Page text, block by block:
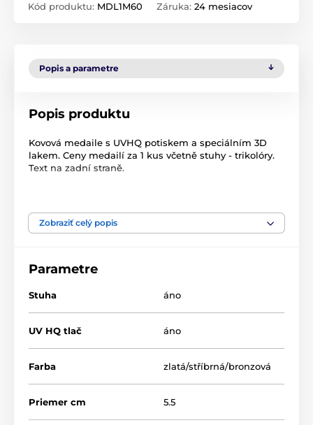
Kód produktu: MDL1M60 Záruka: 24 mesiacov
Popis a parametre
Popis produktu
Kovová medaile s UVHQ potiskem a speciálním 3D
lakem. Ceny medailí za 1 kus včetně stuhy - trikolóry.
Text na zadní straně.
Gymnastika
Kovové medaily s potlačou
Zobraziť celý popis
Parametre
Stuha áno
UV HQ tlač áno
Farba zlatá/stříbrná/bronzová
Priemer cm 5.5